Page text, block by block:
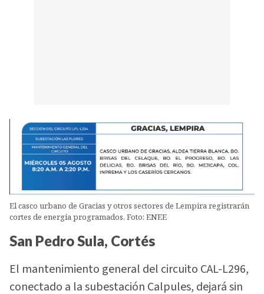
El casco urbano de Gracias y otros sectores de Lempira registrarán
cortes de energía programados. Foto: ENEE
San Pedro Sula, Cortés
El mantenimiento general del circuito CAL-L296,
conectado a la subestación Calpules, dejará sin